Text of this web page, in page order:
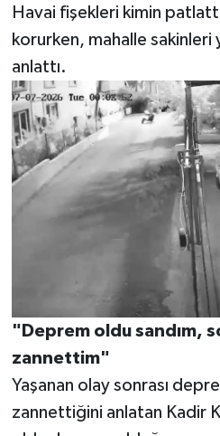
Havai fişekleri kimin
korurken, mahalle sakinleri
anlattı.
"Deprem oldu sandım,
zannettim"
Yaşanan olay sonrası
zannettiğini anlatan Kadir